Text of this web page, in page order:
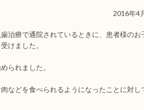
2016年4
治療で通院されているときに、患者様のお
けました。
られました。
などを食べられるようになったことに対し